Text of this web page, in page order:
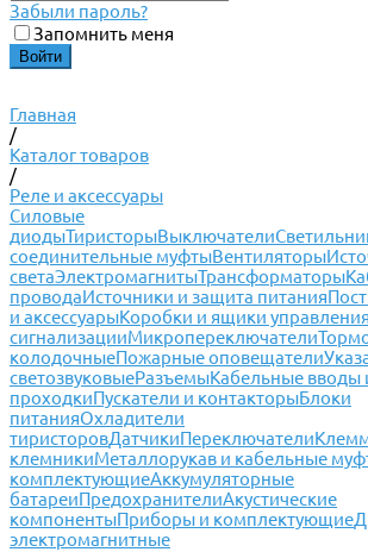
Забыли пароль?
Запомнить меня
Главная
/
Каталог товаров
/
Реле и аксессуары
Силовые
диодыТиристорыВыключатели
соединительные муфтыВентиляторы
светаЭлектромагнитыТрансформаторы
проводаИсточники и защита питания
и аксессуарыКоробки и ящики управления
сигнализацииМикропереключатели
колодочныеПожарные оповещатели
светозвуковыеРазъемыКабельные вводы
проходкиПускатели и контакторыБлоки
питанияОхладители
тиристоровДатчикиПереключатели
клемникиМеталлорукав и кабельные
комплектующиеАккумуляторные
батареиПредохранителиАкустические
компонентыПриборы и комплектующие
электромагнитные